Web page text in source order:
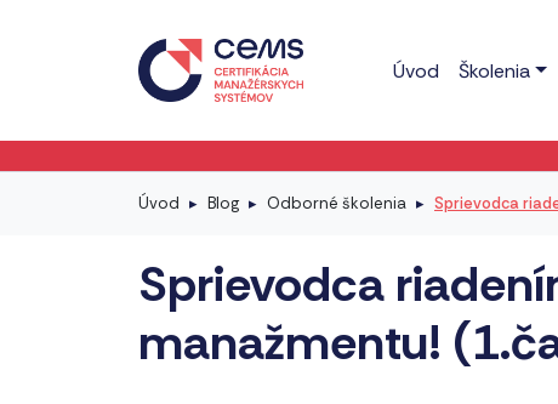
Úvod Školenia
Úvod Blog Odborné školenia Sprievodca
Sprievodca
manažmentu!